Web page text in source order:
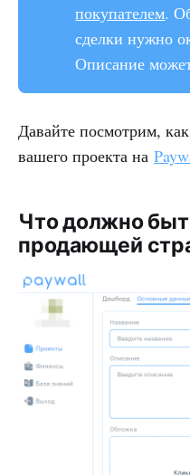
покупателем.
сделки нужно
Описание
Давайте посмотрим,
вашего проекта на
Что должно
продающей